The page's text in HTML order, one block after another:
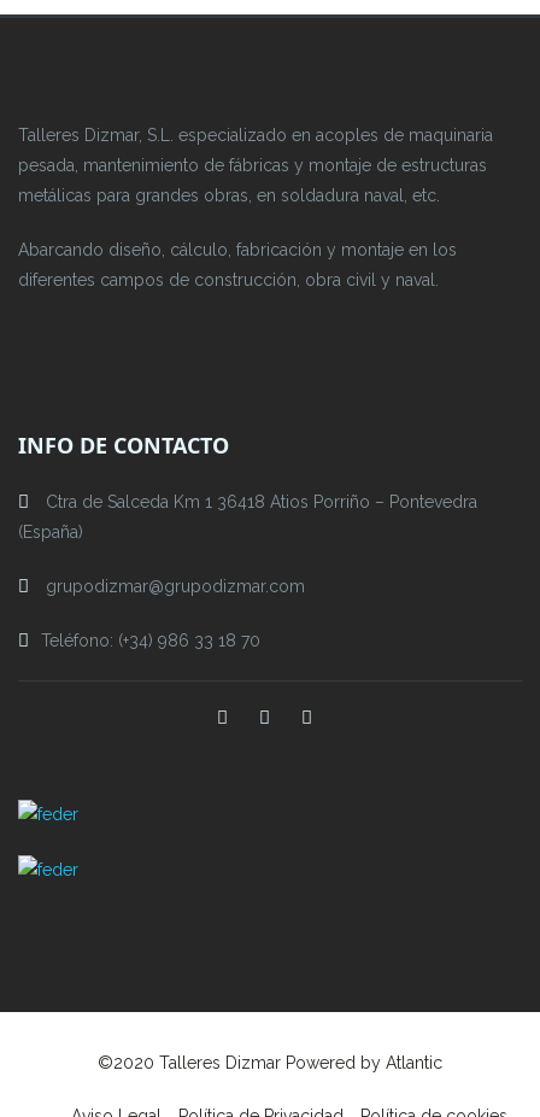
Talleres Dizmar, S.L. especializado en acoples de maquinaria
pesada, mantenimiento de fábricas y montaje de estructuras
metálicas para grandes obras, en soldadura naval, etc.
Abarcando diseño, cálculo, fabricación y montaje en los
diferentes campos de construcción, obra civil y naval.
INFO DE CONTACTO
Ctra de Salceda Km 1 36418 Atios Porriño – Pontevedra
(España)
grupodizmar@grupodizmar.com
Teléfono: (+34) 986 33 18 70
©2020 Talleres Dizmar Powered by Atlantic